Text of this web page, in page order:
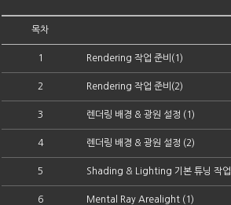
목차
1 Rendering 작업 준비(1)
2 Rendering 작업 준비(2)
3 렌더링 배경 & 광원 설정 (1)
4 렌더링 배경 & 광원 설정 (2)
5 Shading & Lighting 기본 튜닝 작업
6 Mental Ray Arealight (1)